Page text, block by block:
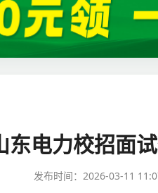
课程全国
北京
内蒙古
公务员
试公告
职位表
考证打印
考试政策
全国
北京
内蒙古
考试公告
职位表
成绩查询
分数线
考
职
面
历
东电力校招面
发布时间： 2026-03-11